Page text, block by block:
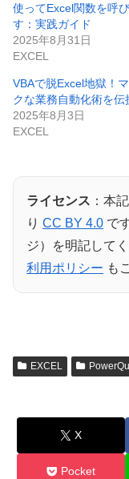
使ってExcel関数を呼
す：実践ガイド
2025年8月31日
EXCEL
VBAで脱Excel地獄！
クな業務自動化術を伝
2025年8月3日
EXCEL
ライセンス ：本
り CC BY 4.0 で
ジ）を明記してく
利用ポリシー も
EXCEL
X
Pocket